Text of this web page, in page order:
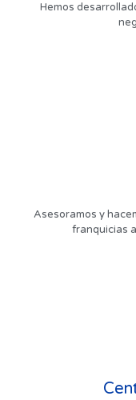
Hemos
Asesoramos y
franquicias